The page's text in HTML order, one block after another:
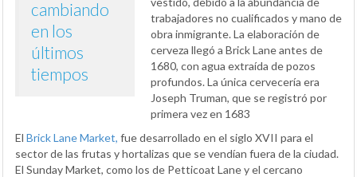
cambiando
en los
últimos
tiempos
trabajadores no cualificados y mano de
obra inmigrante. La elaboración de
cerveza llegó a Brick Lane antes de
1680, con agua extraída de pozos
profundos. La única cervecería era
Joseph Truman, que se registró por
primera vez en 1683
El Brick Lane Market, fue desarrollado en el siglo XVII para el
sector de las frutas y hortalizas que se vendían fuera de la ciudad.
El Sunday Market, como los de Petticoat Lane y el cercano